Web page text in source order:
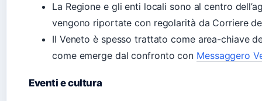
La Regione e gli enti locali sono al centro
vengono riportate con regolarità da Corriere
Il Veneto è spesso trattato come area-chiave
come emerge dal confronto con Messaggero
Eventi e cultura